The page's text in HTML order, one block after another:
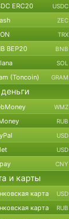
ERC20 USDC
ZEC
TRX
BEP20 BNB
SOL
(Toncoin) GRAM
WMZ
RUB
USD
USD
CNY
и карты
карта USD
карта RUB